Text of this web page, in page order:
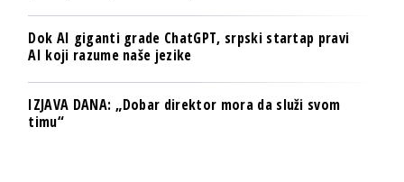
Dok AI giganti grade ChatGPT, srpski startap pravi
AI koji razume naše jezike
IZJAVA DANA: „Dobar direktor mora da služi svom
timu“